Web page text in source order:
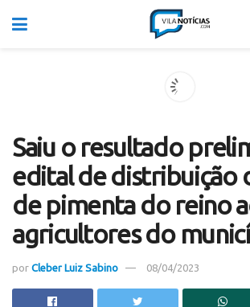
Saiu o resultado
edital de distribuição
de pimenta do reino
agricultores do
por Cleber Luiz Sabino 08/04/2023